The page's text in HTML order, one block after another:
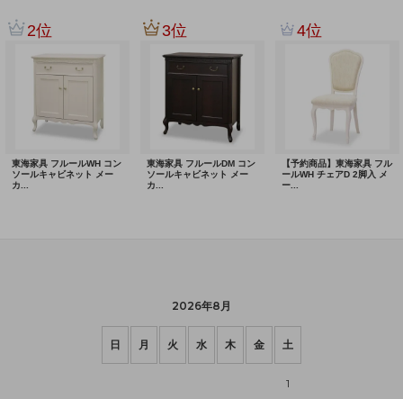
2026年8月
日 月 火 水 木 金 土
1